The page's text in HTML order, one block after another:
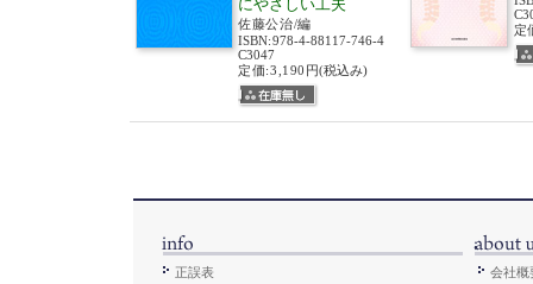
にやさしい工夫
佐藤公治/編
ISBN:978-4-88117-746-4
C3047
定価:3,190円(税込み)
定
正誤表
会社概